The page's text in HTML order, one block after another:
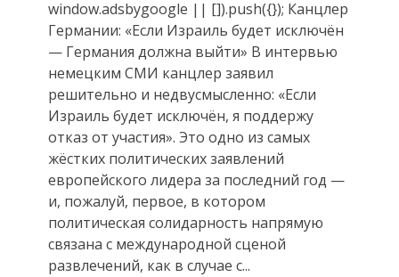
window.adsbygoogle || []).push({}); Канцлер
Германии: «Если Израиль будет исключён
— Германия должна выйти» В интервью
немецким СМИ канцлер заявил
решительно и недвусмысленно: «Если
Израиль будет исключён, я поддержу
отказ от участия». Это одно из самых
жёстких политических заявлений
европейского лидера за последний год —
и, пожалуй, первое, в котором
политическая солидарность напрямую
связана с международной сценой
развлечений, как в случае с...